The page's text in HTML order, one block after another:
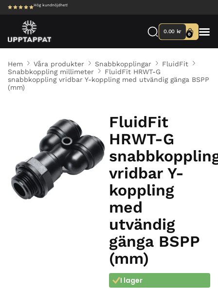
Hög kundnöjdhet!
0.00 kr 0
Hem Våra produkter Snabbkopplingar
FluidFit
Snabbkoppling millimeter
FluidFit HRWT-G
snabbkoppling vridbar Y-koppling med utvändig gänga BSPP
(mm)
FluidFit
HRWT-G
vridbar Y-
koppling
med
utvändig
gänga BSPP
(mm)
I lager